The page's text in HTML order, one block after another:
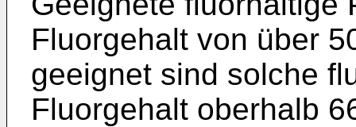
Fluorgehalt von über
geeignet sind solche
Fluorgehalt oberhalb